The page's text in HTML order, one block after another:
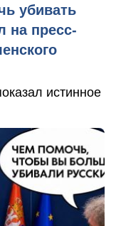
убивать
на пресс-
истинное